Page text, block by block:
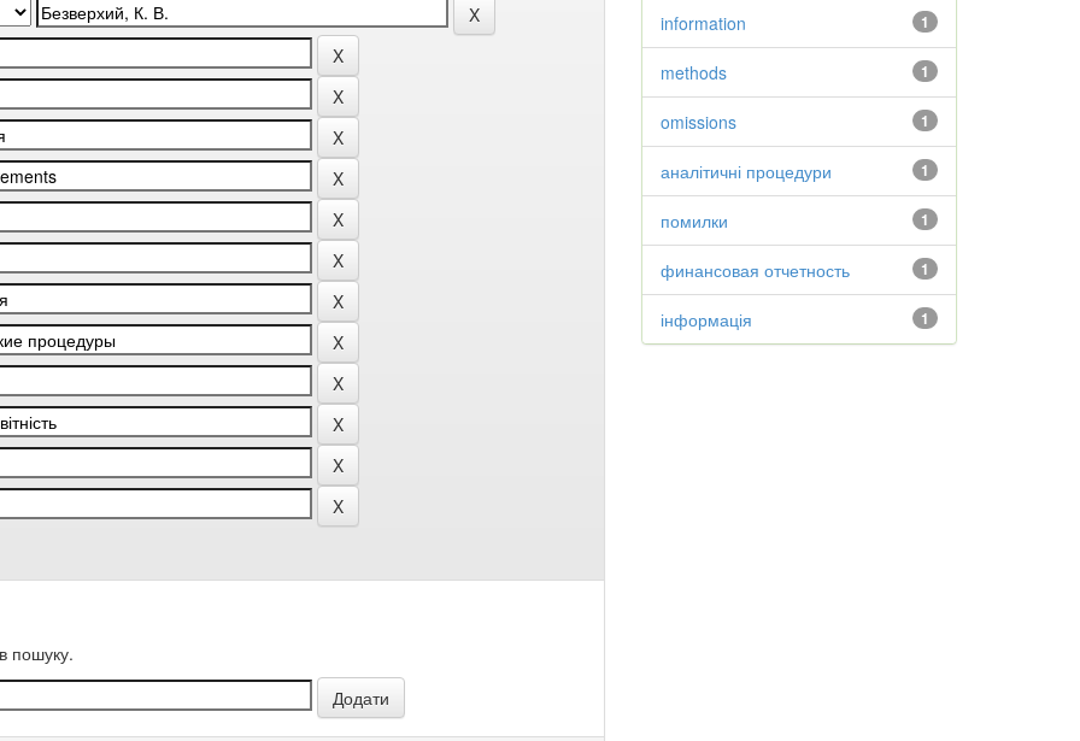
пошуку.
1
information
1
methods
1
omissions
1
аналітичні процедури
1
помилки
1
финансовая отчетность
1
інформація